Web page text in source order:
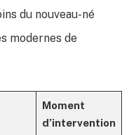
du nouveau-né
modernes de
Moment
d’intervention